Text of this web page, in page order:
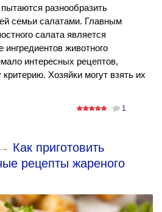
разнообразить
семьи салатами. Главным
салата является
ингредиентов животного
интересных рецептов,
Хозяйки могут взять их
1
→ Как приготовить
рецепты жареного